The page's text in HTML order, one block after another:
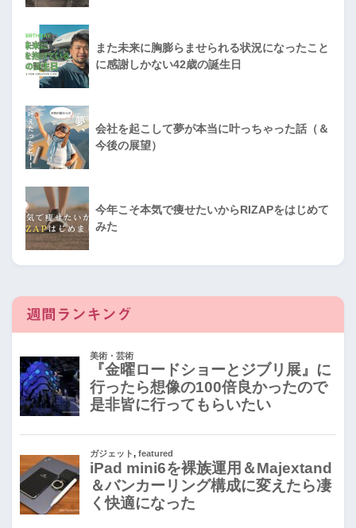
また未来に胸膨らませられる状況になったこと
に感謝しかない42歳の誕生日
会社を起こして夢が本当に叶っちゃった話（＆
今後の展望）
今年こそ本気で痩せたいからRIZAPをはじめて
みた
週間ランキング